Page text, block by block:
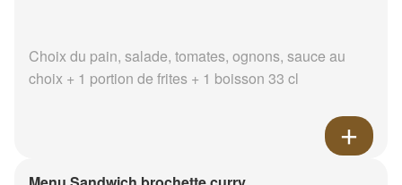
Choix du pain, salade, tomates, ognons, sauce au
choix + 1 portion de frites + 1 boisson 33 cl